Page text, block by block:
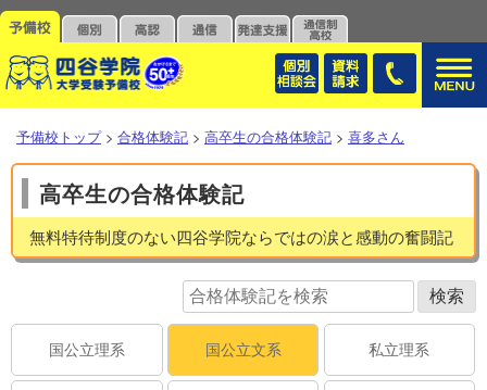
予備校トップ > 合格体験記 > 高卒生の合格体験記 > 喜多さん
高卒生の合格体験記
無料特待制度のない四谷学院ならではの涙と感動の奮闘記
国公立理系 国公立文系 私立理系